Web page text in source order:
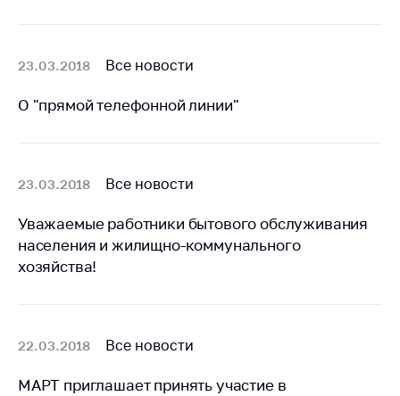
COVID-19 для
общественного
Обучение по
вопросам
антимонопольного
регулирования и
конкурентной
политики
23.03.2018 Все новости
О "прямой телефонной линии"
23.03.2018 Все новости
Уважаемые работники бытового обслуживания
населения и жилищно-коммунального
хозяйства!
22.03.2018 Все новости
МАРТ приглашает принять участие в